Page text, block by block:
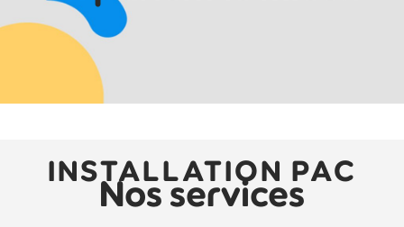
INSTALLATION PAC
Nos services